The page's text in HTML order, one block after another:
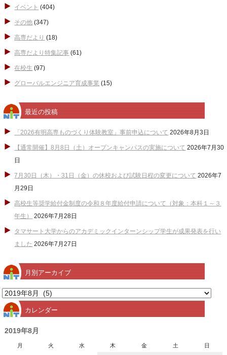
イベント (404)
その他 (347)
高専だより (18)
高専だより特集記事 (61)
在校生 (97)
グローバルエンジニア育成事業 (15)
最近の投稿
「2026有明高専ものづくり体験教室」事前申込について 2026年8月3日
【通常開催】8月8日（土）オープンキャンパスの実施について 2026年7月30
日
7月30日（木）・31日（金）の休校および試験日程の変更について 2026年7
月29日
高校生等奨学給付金制度の令和８年度給付申請について（対象：本科１～３
年生）
2026年7月28日
タマサート大学からのアカデミックインターンシップ学生が成果発表を行い
ました 2026年7月27日
月別アーカイブ
月
別
ア
ー
カレンダー
2019年8月
月 火 水 木 金 土 日